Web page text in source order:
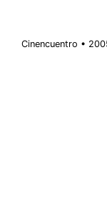
Cinencuentro •